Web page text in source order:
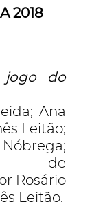
2018
jogo do
Ana
Leitão;
de
Rosário
Leitão.